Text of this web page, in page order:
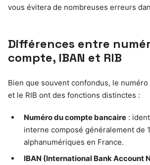
vous évitera de nombreuses erreurs
Différences entre
compte, IBAN et RIB
Bien que souvent confondus, le numéro
et le RIB ont des fonctions distinctes :
Numéro du compte bancaire :
interne composé généralement de
alphanumériques en France.
IBAN (International Bank Account